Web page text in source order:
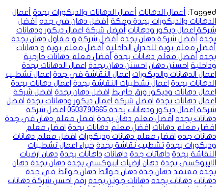
Tagged: أعمال الدهانات أعمال الدهانات والديكورات بجدة
أعمال
الدهانات والديكورات بجدة ومكة
أفضل دهان في جده
أفضل
شركة اعمال ديكور ودهانات
أفضل شركة اعمال ديكور ودهانات
بجدة
أفضل شركة دهان بجدة
أفضل شركة و مقاول دهان بجدة
أفضل معلم بوية للجدران الداخلية
أفضل معلم بوية و دهانات
بجدة
أفضل معلم دهانات بجدة
أفضل معلم دهانات خارجية
وداخلية احسنن دهان احسنن دهان بجدة اعمال الدهانات بجدة
اعمال الدهانات والديكورات اعمال النقاشة في جدة اعمال تشطيب
الدهانات بجدة اعمال تشطيبات النقاشة بجدة اعمال دهانات بجدة
اعمال دهانات وديكور ورق حاىط افضل دهان بجدة افضل شركة
اعمال دهانات بجدة افضل شركة اعمال ديكور ودهانات بجدة افضل
شركة اعمال ديكور ودهانات بجدة 0503790665
افضل شركة
دهانات بجدة افضل معلم دهان بجدة افضل معلم دهان في جدة
افضل معلم دهانات افضل معلم دهانات بجدة افضل معلم
دهانات جده افضل معلم دهانات وديكورات افضل معلم دهانات
وديكورات بجدة تشطيب نقاشة بجدة خبراء اعمال تشطيبات
النقاشة بجدة داهاتات جدة داهانات داهانات بجدة دهان ارضيات
الايبوكسي بجدة دهان ارضيات ايبوكسي بجدة دهان بجدة دهان
بجدة معتمد دهان جدة دهان حوائط دهان حوائط في جدة
دهانات دهانات بجدة دهانات جوتن بجدة رقم احسن شركة دهانات